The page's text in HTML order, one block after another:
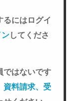
るにはログイ
してくださ
ではないです
資料請求、受